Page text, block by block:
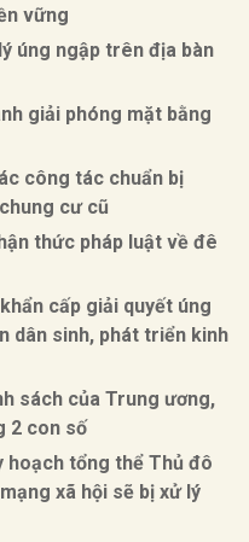
vững
úng ngập trên địa bàn
giải phóng mặt bằng
công tác chuẩn bị
cư cũ
thức pháp luật về đê
cấp giải quyết úng
dân sinh, phát triển kinh
sách của Trung ương,
2 con số
tổng thể Thủ đô
xã hội sẽ bị xử lý